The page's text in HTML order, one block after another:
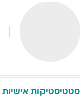
סטטיסטיקות אישיות